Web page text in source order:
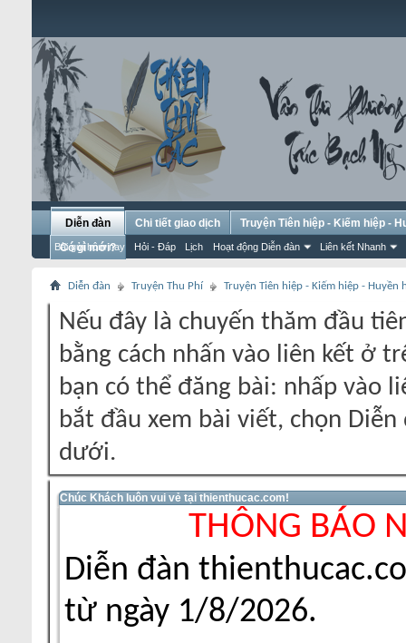
Diễn đàn
Bài gửi hôm nay Hỏi - Đáp Lịch Hoạt động Diễn đàn Liên kết Nhanh
Chi tiết giao dịch
Truyện Tiên hiệp - Kiếm hiệp -
Có gì mới?
Diễn đàn Truyện Thu Phí Truyện Tiên hiệp - Kiếm hiệp - Huyền
Nếu đây là chuyến thăm đầu
bằng cách nhấn vào liên kết ở
bạn có thể đăng bài: nhấp vào
bắt đầu xem bài viết, chọn
dưới.
Chúc Khách luôn vui vẻ tại thienthucac.com!
THÔNG BÁO
Diễn đàn
từ ngày 1/8/2026.